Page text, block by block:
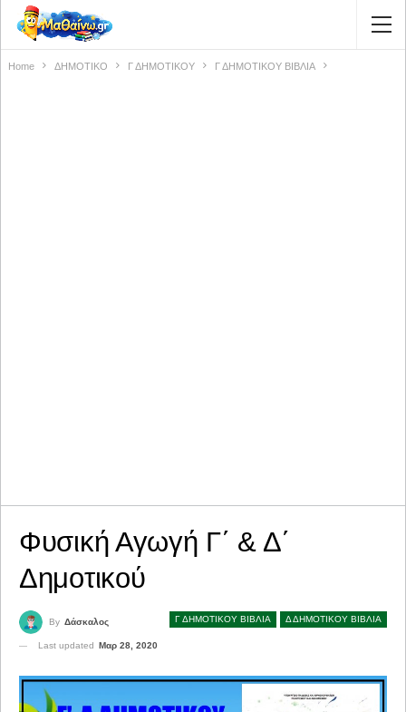
Home ΔΗΜΟΤΙΚΟ Γ ΔΗΜΟΤΙΚΟΥ Γ ΔΗΜΟΤΙΚΟΥ ΒΙΒΛΙΑ
Φυσική Αγωγή Γ΄ & Δ΄
Δημοτικού
Γ ΔΗΜΟΤΙΚΟΥ ΒΙΒΛΙΑ Δ ΔΗΜΟΤΙΚΟΥ ΒΙΒΛΙΑ
By Δάσκαλος
Last updated Μαρ 28, 2020